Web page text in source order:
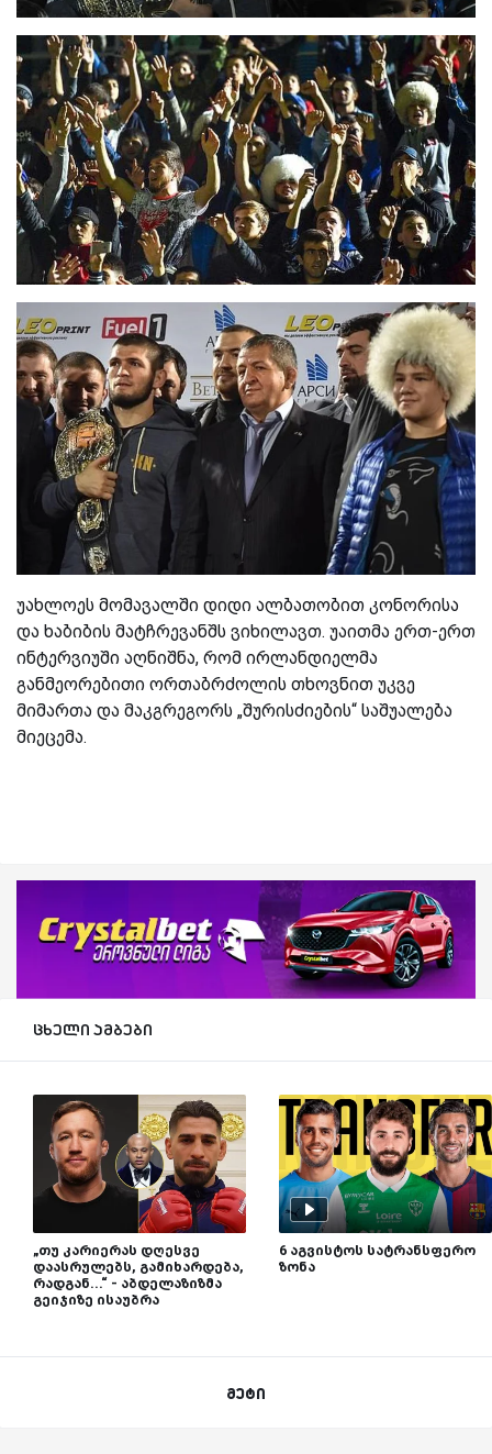
უახლოეს მომავალში დიდი ალბათობით კონორისა
და ხაბიბის მატჩრევანშს ვიხილავთ. უაითმა ერთ-ერთ
ინტერვიუში აღნიშნა, რომ ირლანდიელმა
განმეორებითი ორთაბრძოლის თხოვნით უკვე
მიმართა და მაკგრეგორს „შურისძიების“ საშუალება
მიეცემა.
ცხელი ამბები
„თუ კარიერას დღესვე
დაასრულებს, გამიხარდება,
რადგან...“ - აბდელაზიზმა
გეიჯიზე ისაუბრა
6 აგვისტოს სატრანსფერო
ზონა
მეტი